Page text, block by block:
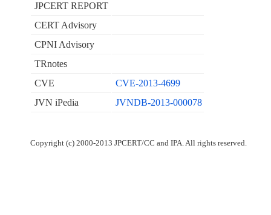
JPCERT REPORT
CERT Advisory
CPNI Advisory
TRnotes
CVE
CVE-2013-4699
JVN iPedia
JVNDB-2013-000078
Copyright (c) 2000-2013 JPCERT/CC and IPA. All rights reserved.